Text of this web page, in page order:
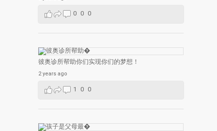
0 0 0
彼奥诊所帮助你们实现你们的梦想！
2 years ago
1 0 0